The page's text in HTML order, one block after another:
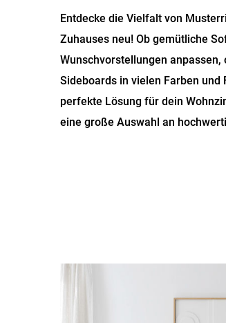
Entdecke die Vielfalt von
Zuhauses neu! Ob gemütliche
Wunschvorstellungen
Sideboards in vielen Farben
perfekte Lösung für dein
eine große Auswahl an